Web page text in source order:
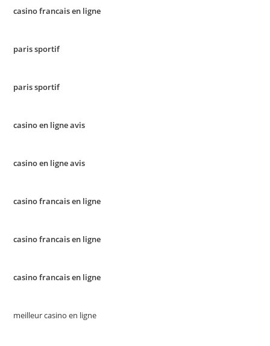
casino francais en ligne
paris sportif
paris sportif
casino en ligne avis
casino en ligne avis
casino francais en ligne
casino francais en ligne
casino francais en ligne
meilleur casino en ligne